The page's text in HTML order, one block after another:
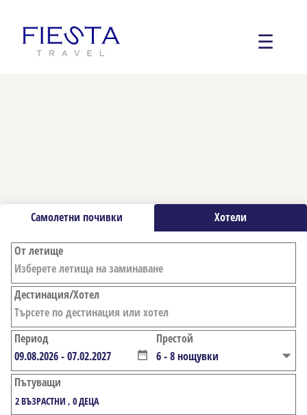
☰
Самолетни почивки Хотели
От летище
Дестинация/Хотел
Период Престой
Пътуващи
2ВЪЗРАСТНИ , 0ДЕЦА